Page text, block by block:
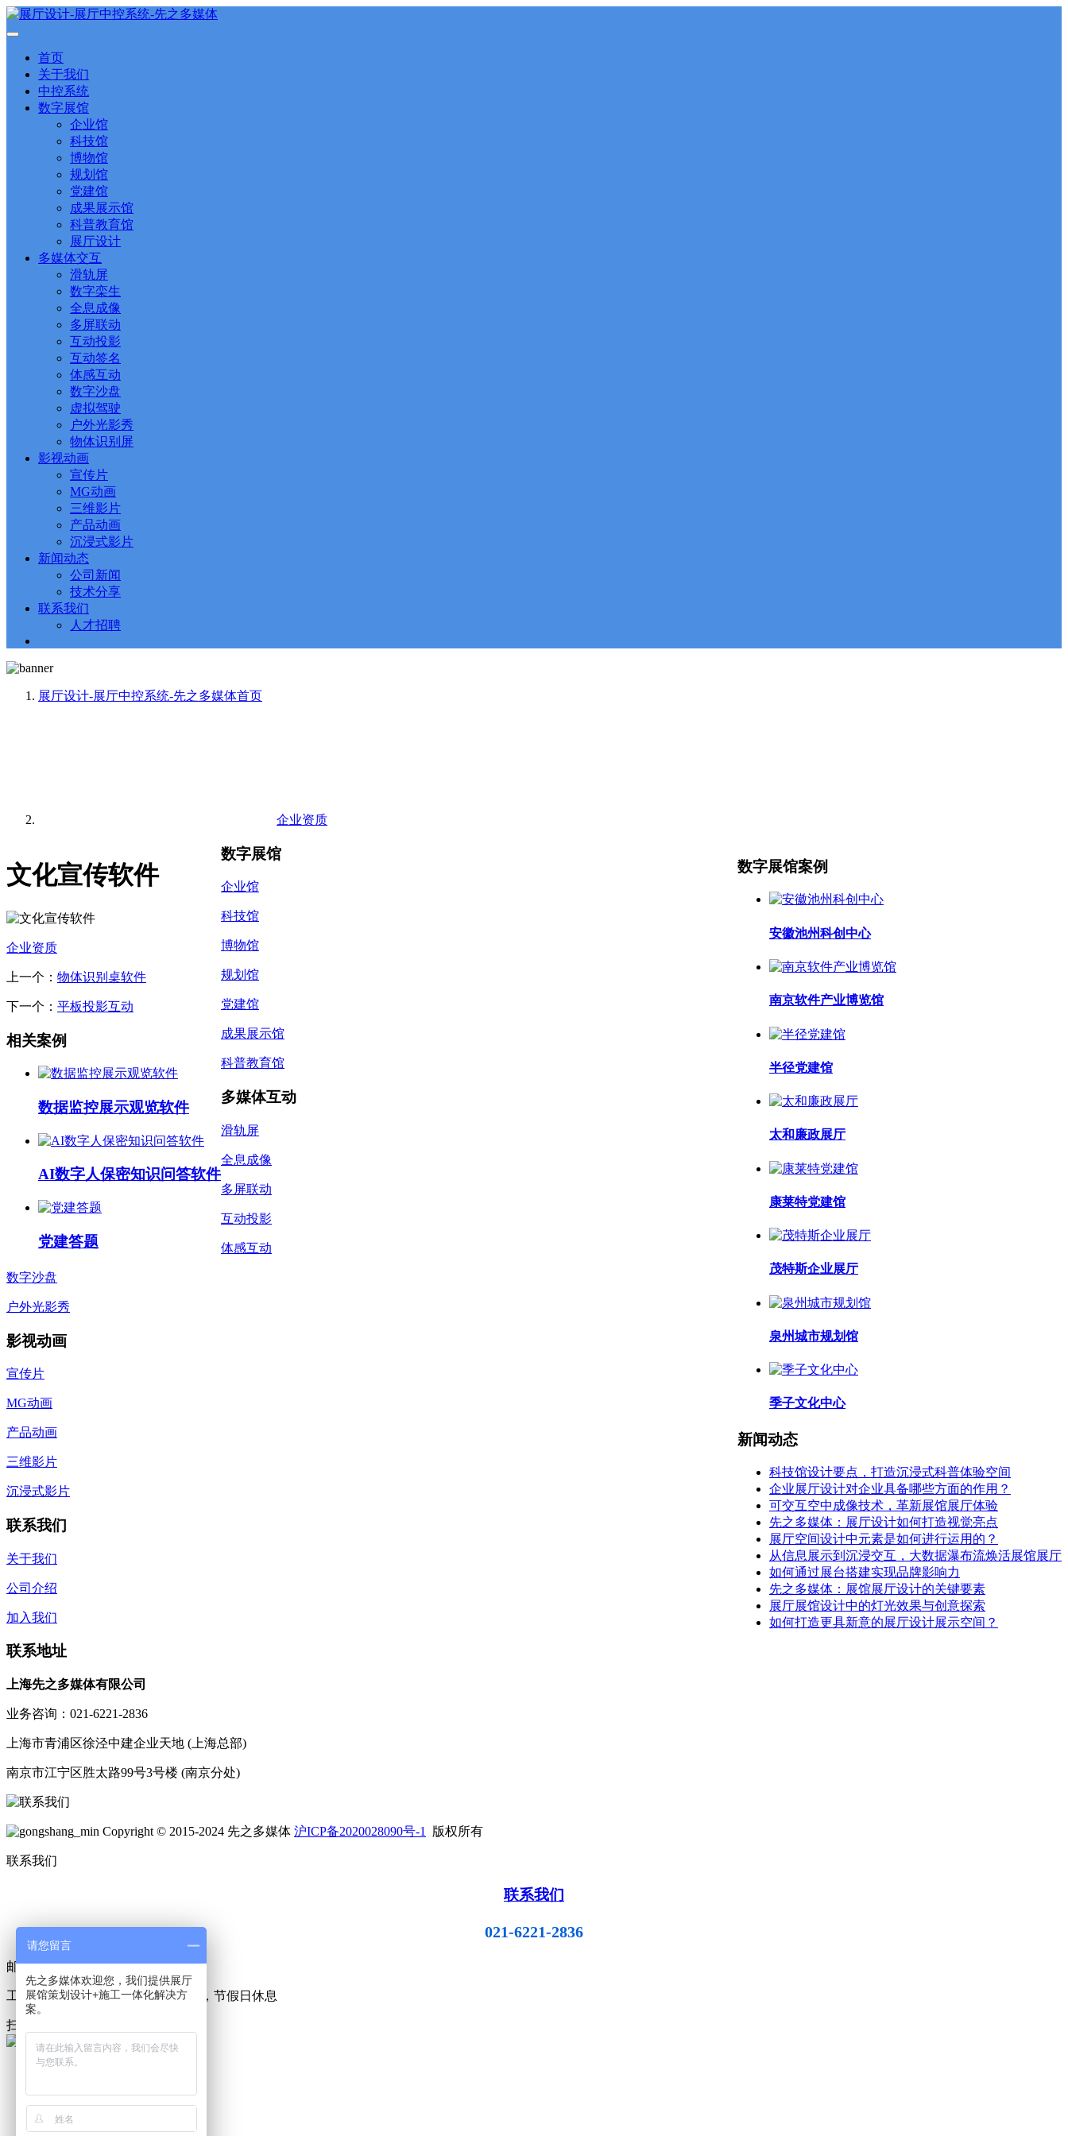
首页
关于我们
中控系统
数字展馆
企业馆
科技馆
博物馆
规划馆
党建馆
成果展示馆
科普教育馆
展厅设计
多媒体交互
滑轨屏
数字栾生
全息成像
多屏联动
互动投影
互动签名
体感互动
数字沙盘
虚拟驾驶
户外光影秀
物体识别屏
影视动画
宣传片
MG动画
三维影片
产品动画
沉浸式影片
新闻动态
公司新闻
技术分享
联系我们
人才招聘
展厅设计-展厅中控系统-先之多媒体首页
企业资质
文化宣传软件
企业资质
上一个： 物体识别桌软件
下一个： 平板投影互动
相关案例
数据监控展示观览软件
AI数字人保密知识问答软件
党建答题
数字展馆案例
安徽池州科创中心
南京软件产业博览馆
半径党建馆
太和廉政展厅
康莱特党建馆
茂特斯企业展厅
泉州城市规划馆
季子文化中心
新闻动态
科技馆设计要点，打造沉浸式科普体验空间
企业展厅设计对企业具备哪些方面的作用？
可交互空中成像技术，革新展馆展厅体验
先之多媒体：展厅设计如何打造视觉亮点
展厅空间设计中元素是如何进行运用的？
从信息展示到沉浸交互，大数据瀑布流焕活展馆展厅
如何通过展台搭建实现品牌影响力
先之多媒体：展馆展厅设计的关键要素
展厅展馆设计中的灯光效果与创意探索
如何打造更具新意的展厅设计展示空间？
数字展馆
企业馆
科技馆
博物馆
规划馆
党建馆
成果展示馆
科普教育馆
多媒体互动
滑轨屏
全息成像
多屏联动
互动投影
体感互动
数字沙盘
户外光影秀
影视动画
宣传片
MG动画
产品动画
三维影片
沉浸式影片
联系我们
关于我们
公司介绍
加入我们
联系地址
上海先之多媒体有限公司
业务咨询：021-6221-2836
上海市青浦区徐泾中建企业天地 (上海总部)
南京市江宁区胜太路99号3号楼 (南京分处)
Copyright © 2015-2024 先之多媒体 沪ICP备2020028090号-1 版权所有
联系我们
联系我们
021-6221-2836
邮件：513167289@qq.com
工作时间：周一至周五，9:00-18:00，节假日休息
扫码咨询
请您留言
先之多媒体欢迎您，我们提供展厅
展馆策划设计+施工一体化解决方
案。